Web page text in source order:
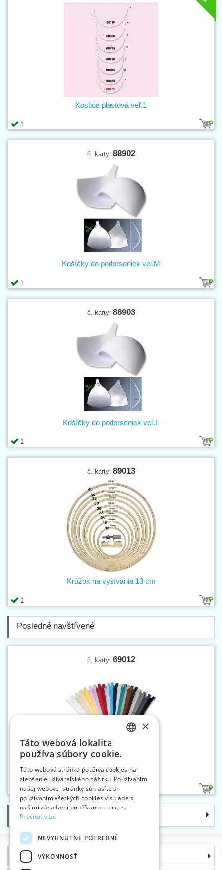
1
Kostica plastová veľ.1
č. karty: 88902
1
Košíčky do podprseniek vel.M
č. karty: 88903
1
Košíčky do podprseniek veľ.L
č. karty: 89013
1
Krúžok na vyšívanie 13 cm
Posledné navštívené
č. karty: 69012
44
Zipsy WS0 12 cm N
Kategórie
Informácie
ENGLISH
GERMAN
×
Táto webová lokalita
používa súbory cookie.
Táto webová stránka používa cookies na
zlepšenie užívateľského zážitku. Používaním
našej webovej stránky súhlasíte s
používaním všetkých cookies v súlade s
našimi zásadami používania cookies.
Prečítať viac
NEVYHNUTNE POTREBNÉ
VÝKONNOSŤ